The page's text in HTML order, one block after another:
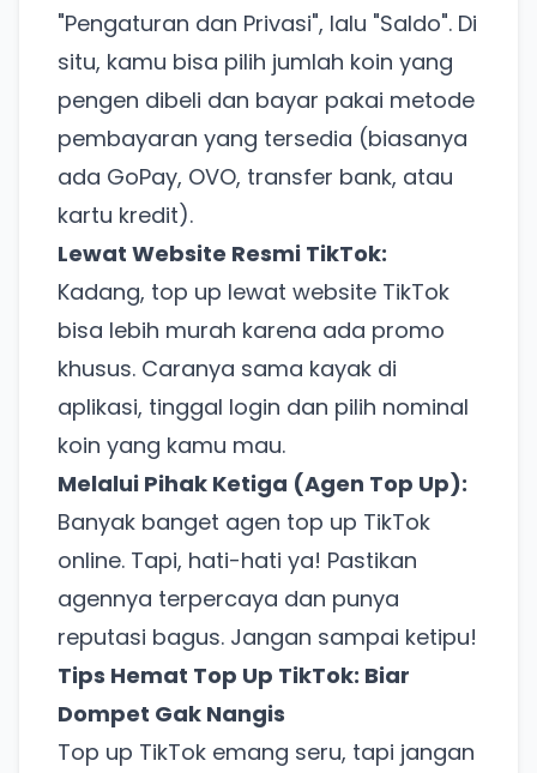
"Pengaturan dan Privasi", lalu "Saldo". Di
situ, kamu bisa pilih jumlah koin yang
pengen dibeli dan bayar pakai metode
pembayaran yang tersedia (biasanya
ada GoPay, OVO, transfer bank, atau
kartu kredit).
Lewat Website Resmi TikTok:
Kadang, top up lewat website TikTok
bisa lebih murah karena ada promo
khusus. Caranya sama kayak di
aplikasi, tinggal login dan pilih nominal
koin yang kamu mau.
Melalui Pihak Ketiga (Agen Top Up):
Banyak banget agen top up TikTok
online. Tapi, hati-hati ya! Pastikan
agennya terpercaya dan punya
reputasi bagus. Jangan sampai ketipu!
Tips Hemat Top Up TikTok: Biar
Dompet Gak Nangis
Top up TikTok emang seru, tapi jangan